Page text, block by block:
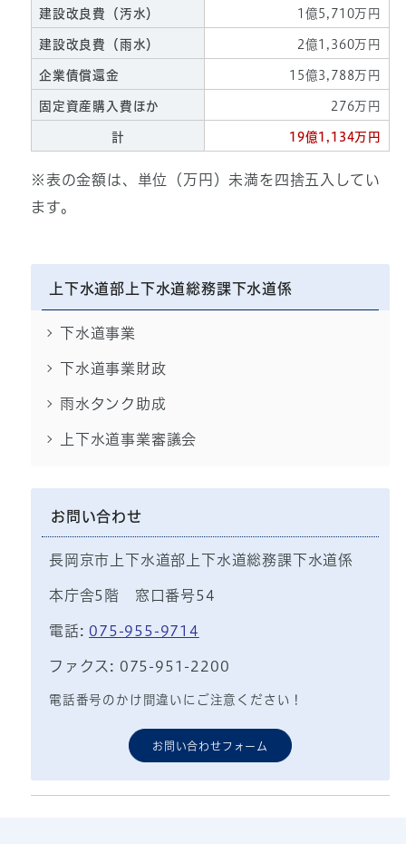
建設改良費（汚水） 1億5,710万円
建設改良費（雨水） 2億1,360万円
企業債償還金 15億3,788万円
固定資産購入費ほか 276万円
計 19億1,134万円
※表の金額は、単位（万円）未満を四捨五入してい
ます。
上下水道部上下水道総務課下水道係
下水道事業
下水道事業財政
雨水タンク助成
上下水道事業審議会
お問い合わせ
長岡京市上下水道部上下水道総務課下水道係
本庁舎5階 窓口番号54
電話: 075-955-9714
ファクス: 075-951-2200
電話番号のかけ間違いにご注意ください！
お問い合わせフォーム